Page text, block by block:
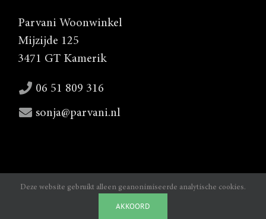
Parvani Woonwinkel
Mijzijde 125
3471 GT Kamerik
06 51 809 316
sonja@parvani.nl
Deze website gebruikt alleen geanonimiseerde analytische cookies.
AKKOORD